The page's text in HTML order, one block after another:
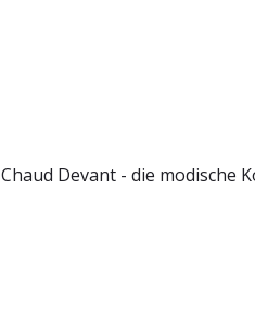
Chaud Devant - die modische